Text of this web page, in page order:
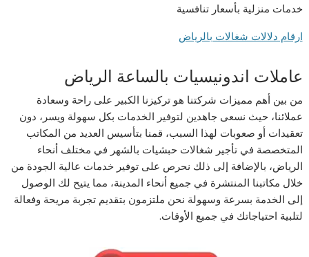
خدمات منزلية بأسعار تنافسية
ارقام دلالات شغالات بالرياض
عاملات اندونيسيات بالساعة الرياض
من بين أهم مميزات شركتنا هو تركيزنا الكبير على راحة وسعادة
عملائنا، حيث نسعى جاهدين لتوفير الخدمات بكل سهولة ويسر، دون
تعقيدات أو صعوبات لهذا السبب، قمنا بتأسيس العديد من المكاتب
المتخصصة في تأجير شغالات حبشيات بالشهر في مختلف أنحاء
الرياض، بالإضافة إلى ذلك نحرص على توفير خدمات عالية الجودة من
خلال مكاتبنا المنتشرة في جميع أنحاء المدينة، مما يتيح لك الوصول
إلى الخدمة بسرعة وسهولة نحن ملتزمون بتقديم تجربة مريحة وفعالة
لتلبية احتياجاتك في جميع الأوقات.